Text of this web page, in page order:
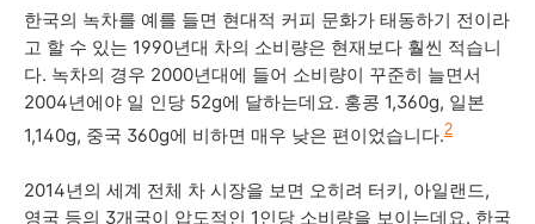
한국의 녹차를 예를 들면 현대적 커피 문화가 태동하기 전이라
고 할 수 있는 1990년대 차의 소비량은 현재보다 훨씬 적습니
다. 녹차의 경우 2000년대에 들어 소비량이 꾸준히 늘면서
2004년에야 일 인당 52g에 달하는데요. 홍콩 1,360g, 일본
1,140g, 중국 360g에 비하면 매우 낮은 편이었습니다.2
2014년의 세계 전체 차 시장을 보면 오히려 터키, 아일랜드,
영국 등의 3개국이 압도적인 1인당 소비량을 보이는데요. 한국